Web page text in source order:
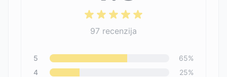
97 recenzija
5 65%
4
25%